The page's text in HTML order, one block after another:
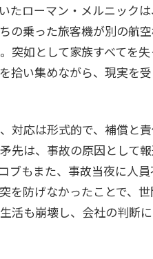
たローマン・メルニック
乗った旅客機が別の航空
突如として家族すべてを
拾い集めながら、現実を
応は形式的で、補償と
先は、事故の原因として
ブもまた、事故当夜に人
を防げなかったことで、
活も崩壊し、会社の判断